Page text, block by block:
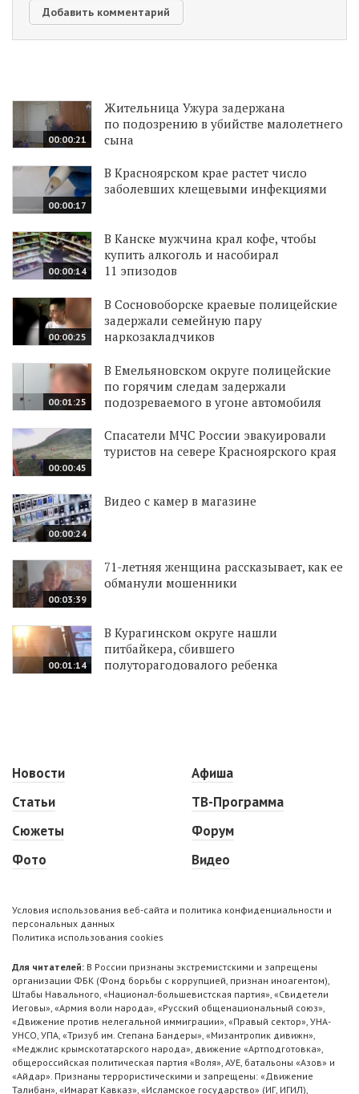
00:00:21
Жительница Ужура задержана
по подозрению в убийстве малолетнего
сына
00:00:17
В Красноярском крае растет число
заболевших клещевыми инфекциями
00:00:14
В Канске мужчина крал кофе, чтобы
купить алкоголь и насобирал
11 эпизодов
00:00:25
В Сосновоборске краевые полицейские
задержали семейную пару
наркозакладчиков
00:01:25
В Емельяновском округе полицейские
по горячим следам задержали
подозреваемого в угоне автомобиля
00:00:45
Спасатели МЧС России эвакуировали
туристов на севере Красноярского края
00:00:24
Видео с камер в магазине
00:03:39
71-летняя женщина рассказывает, как ее
обманули мошенники
00:01:14
В Курагинском округе нашли
питбайкера, сбившего
полуторагодовалого ребенка
Новости
Статьи
Сюжеты
Фото
Афиша
ТВ-Программа
Форум
Видео
Условия использования веб-сайта и политика конфиденциальности и
персональных данных
Политика использования cookies
Для читателей: В России признаны экстремистскими и запрещены
организации ФБК (Фонд борьбы с коррупцией, признан иноагентом),
Штабы Навального, «Национал-большевистская партия», «Свидетели
Иеговы», «Армия воли народа», «Русский общенациональный союз»,
«Движение против нелегальной иммиграции», «Правый сектор», УНА-
УНСО, УПА, «Тризуб им. Степана Бандеры», «Мизантропик дивижн»,
«Меджлис крымскотатарского народа», движение «Артподготовка»,
общероссийская политическая партия «Воля», АУЕ, батальоны «Азов» и
«Айдар». Признаны террористическими и запрещены: «Движение
Талибан», «Имарат Кавказ», «Исламское государство» (ИГ, ИГИЛ),